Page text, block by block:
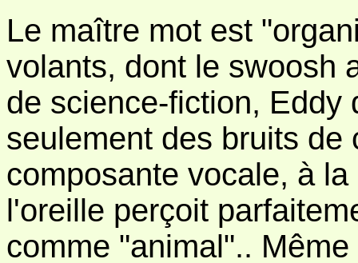
Le maître mot est
volants, dont le swoosh
de science-fiction, Eddy
seulement des bruits de
composante vocale, à
l'oreille perçoit
comme "animal"..